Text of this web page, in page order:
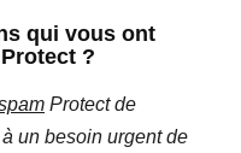
qui vous ont
Protect ?
Protect de
un besoin urgent de